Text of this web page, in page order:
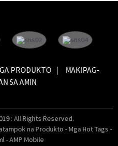
PRODUKTO
MAKIPAG-
SA AMIN
: All Rights Reserved.
na Produkto -Mga Hot Tags -
-AMP Mobile